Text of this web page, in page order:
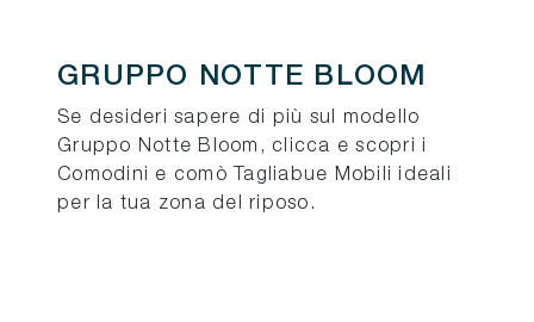
GRUPPO NOTTE BLOOM
Se desideri sapere di più sul modello
Gruppo Notte Bloom, clicca e scopri i
Comodini e comò Tagliabue Mobili ideali
per la tua zona del riposo.